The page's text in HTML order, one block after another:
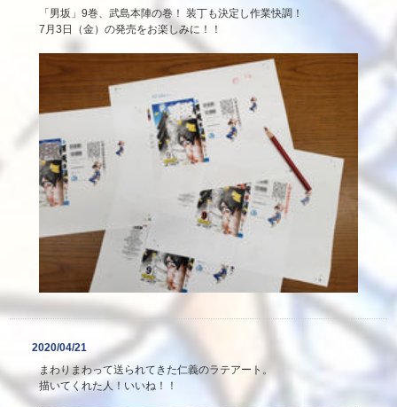
「男坂」9巻、武島本陣の巻！ 装丁も決定し作業快調！
7月3日（金）の発売をお楽しみに！！
2020/04/21
まわりまわって送られてきた仁義のラテアート。
描いてくれた人！いいね！！